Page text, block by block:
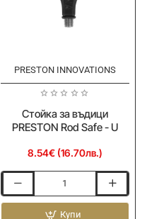
PRESTON INNOVATIONS
Стойка за въдици
PRESTON Rod Safe - U
8.54€ (16.70лв.)
за
Купи